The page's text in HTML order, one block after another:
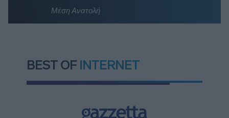
Μέση Ανατολή
BEST OF INTERNET